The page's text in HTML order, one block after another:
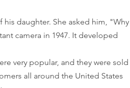
daughter. She asked him, "Why
camera in 1947. It developed
very popular, and they were sold
all around the United States